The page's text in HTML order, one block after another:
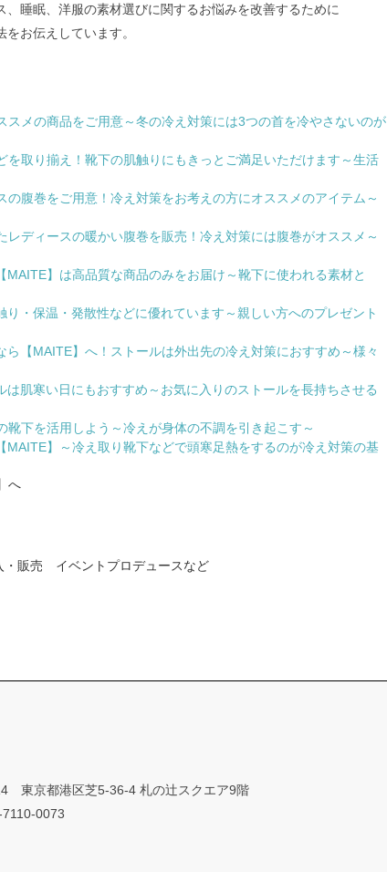
睡眠、洋服の素材選びに関するお悩みを改善するために
お伝えしています。
スメの商品をご用意～冬の冷え対策には3つの首を冷やさないのが
を取り揃え！靴下の肌触りにもきっとご満足いただけます～生活
の腹巻をご用意！冷え対策をお考えの方にオススメのアイテム～
レディースの暖かい腹巻を販売！冷え対策には腹巻がオススメ～
】は高品質な商品のみをお届け～靴下に使われる素材と
・保温・発散性などに優れています～親しい方へのプレゼント
【MAITE】へ！ストールは外出先の冷え対策におすすめ～様々
肌寒い日にもおすすめ～お気に入りのストールを長持ちさせる
下を活用しよう～冷えが身体の不調を引き起こす～
】～冷え取り靴下などで頭寒足熱をするのが冷え対策の基
へ
・販売 イベントプロデュースなど
東京都港区芝5-36-4 札の辻スクエア9階
0073